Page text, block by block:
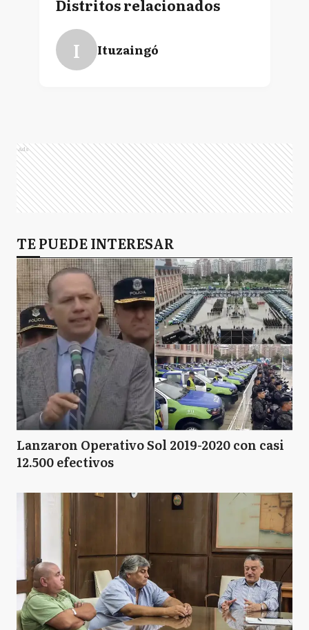
Distritos relacionados
I Ituzaingó
Ads
TE PUEDE INTERESAR
Lanzaron Operativo Sol 2019-2020 con casi
12.500 efectivos